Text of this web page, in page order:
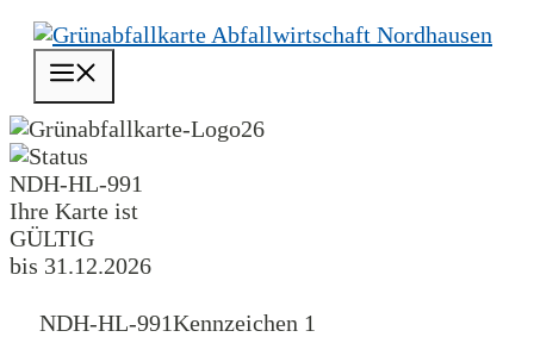
Zum
Inhalt
springen
26
NDH-HL-991
Ihre Karte ist
GÜLTIG
bis 31.12.2026
NDH-HL-991Kennzeichen 1